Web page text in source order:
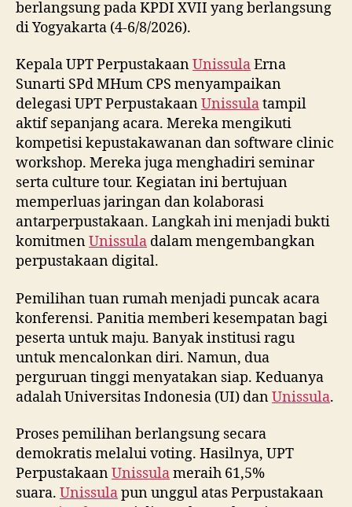
berlangsung pada KPDI XVII yang berlangsung
di Yogyakarta (4-6/8/2026).
Kepala UPT PerpustakaanUnissulaErna
Sunarti SPd MHum CPS menyampaikan
delegasi UPT PerpustakaanUnissulatampil
aktif sepanjang acara. Mereka mengikuti
kompetisi kepustakawanan dan software clinic
workshop. Mereka juga menghadiri seminar
serta culture tour. Kegiatan ini bertujuan
memperluas jaringan dan kolaborasi
antarperpustakaan. Langkah ini menjadi bukti
komitmenUnissula dalam mengembangkan
perpustakaan digital.
Pemilihan tuan rumah menjadi puncak acara
konferensi. Panitia memberi kesempatan bagi
peserta untuk maju. Banyak institusi ragu
untuk mencalonkan diri. Namun, dua
perguruan tinggi menyatakan siap. Keduanya
adalah Universitas Indonesia (UI) danUnissula.
Proses pemilihan berlangsung secara
demokratis melalui voting. Hasilnya, UPT
PerpustakaanUnissulameraih 61,5%
suara. Unissulapun unggul atas Perpustakaan